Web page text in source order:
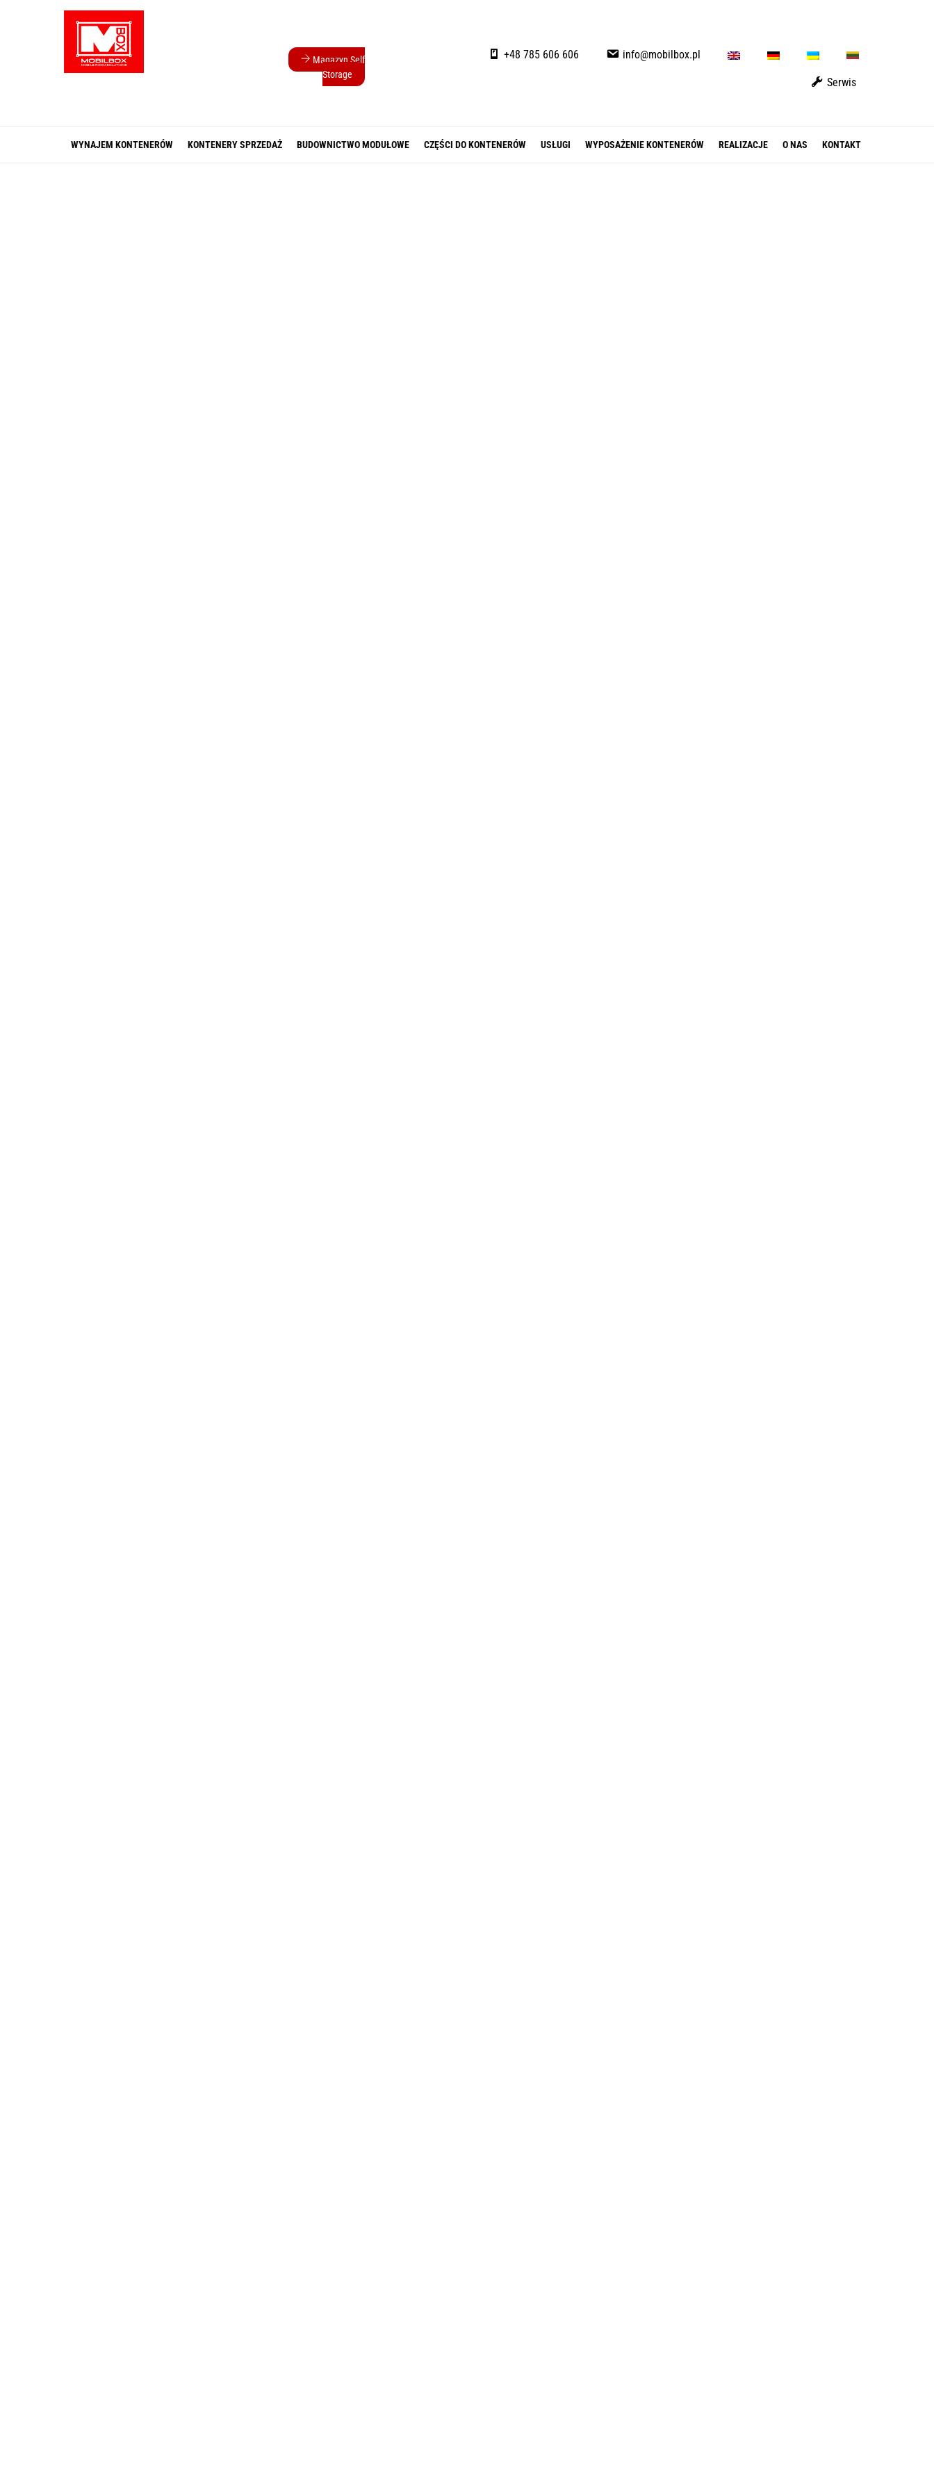
WYNAJEM KONTENERÓW KONTENERY SPRZEDAŻ BUDOWNICTWO MODUŁOWE CZĘŚCI DO KONTENERÓW USŁUGI WYPOSAŻENIE KONTENERÓW REALIZACJE O NAS KONTAKT
Magazyn Self
Storage
+48 785 606 606 info@mobilbox.pl
E
D
U
L
Serwis